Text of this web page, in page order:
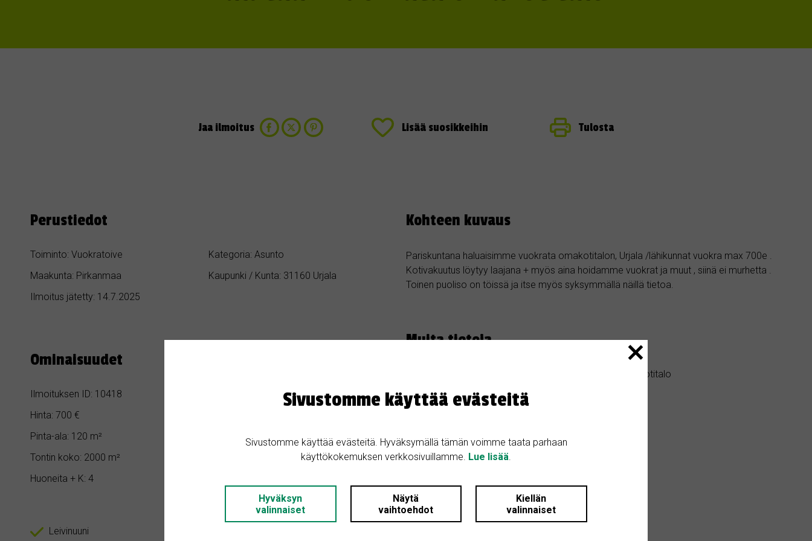
Jaa ilmoitus Lisää suosikkeihin Tulosta
Perustiedot
Toiminto: Vuokratoive
Kategoria: Asunto
Maakunta: Pirkanmaa
Kaupunki / Kunta: 31160 Urjala
Ilmoitus jätetty: 14.7.2025
Ominaisuudet
Ilmoituksen ID: 10418
Hinta: 700 €
Pinta-ala: 120 m²
Rakennusvuosi: 1900
Tontin koko: 2000 m²
Asunnon tyyppi: Omakotitalo
Huoneita + K: 4
Leivinuuni
Kohteen kuvaus
Pariskuntana haluaisimme vuokrata omakotitalon, Urjala /lähikunnat vuokra max 700e .
Kotivakuutus löytyy laajana + myös aina hoidamme vuokrat ja muut , siinä ei murhetta .
Toinen puoliso on töissä ja itse myös syksymmällä näillä tietoa.
Muita tietoja
Haemme siis itse jos löytyisi joltain vuokrattavaksi omakotitalo
Sivustomme käyttää evästeitä
Sivustomme käyttää evästeitä. Hyväksymällä tämän voimme taata parhaan
käyttökokemuksen verkkosivuillamme. Lue lisää.
Hyväksyn
valinnaiset
Näytä
vaihtoehdot
Kiellän
valinnaiset